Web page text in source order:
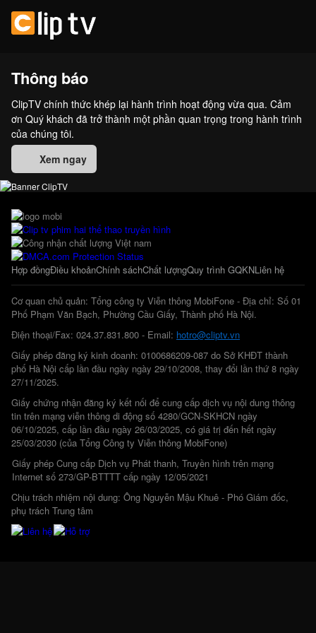
Thông báo
ClipTV chính thức khép lại hành trình hoạt động vừa qua. Cảm
ơn Quý khách đã trở thành một phần quan trọng trong hành trình
của chúng tôi.
Xem ngay
Hợp đồngĐiều khoảnChính sáchChất lượngQuy trình GQKNLiên hệ
Cơ quan chủ quản: Tổng công ty Viễn thông MobiFone - Địa chỉ: Số 01
Phố Phạm Văn Bạch, Phường Cầu Giấy, Thành phố Hà Nội.
Điện thoại/Fax: 024.37.831.800 - Email: hotro@cliptv.vn
Giấy phép đăng ký kinh doanh: 0100686209-087 do Sở KHĐT thành
phố Hà Nội cấp lần đầu ngày ngày 29/10/2008, thay đổi lần thứ 8 ngày
27/11/2025.
Giấy chứng nhận đăng ký kết nối để cung cấp dịch vụ nội dung thông
tin trên mạng viễn thông di động số 4280/GCN-SKHCN ngày
06/10/2025, cấp lần đầu ngày 26/03/2025, có giá trị đến hết ngày
25/03/2030 (của Tổng Công ty Viễn thông MobiFone)
Giấy phép Cung cấp Dịch vụ Phát thanh, Truyền hình trên mạng
Internet số 273/GP-BTTTT cấp ngày 12/05/2021
Chịu trách nhiệm nội dung: Ông Nguyễn Mậu Khuê - Phó Giám đốc,
phụ trách Trung tâm